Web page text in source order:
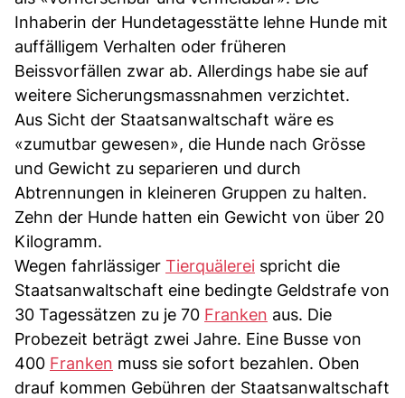
Inhaberin der Hundetagesstätte lehne Hunde mit
auffälligem Verhalten oder früheren
Beissvorfällen zwar ab. Allerdings habe sie auf
weitere Sicherungsmassnahmen verzichtet.
Aus Sicht der Staatsanwaltschaft wäre es
«zumutbar gewesen», die Hunde nach Grösse
und Gewicht zu separieren und durch
Abtrennungen in kleineren Gruppen zu halten.
Zehn der Hunde hatten ein Gewicht von über 20
Kilogramm.
Wegen fahrlässiger Tierquälerei spricht die
Staatsanwaltschaft eine bedingte Geldstrafe von
30 Tagessätzen zu je 70 Franken aus. Die
Probezeit beträgt zwei Jahre. Eine Busse von
400 Franken muss sie sofort bezahlen. Oben
drauf kommen Gebühren der Staatsanwaltschaft